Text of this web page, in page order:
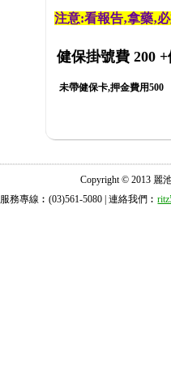
注意:看報告‚拿藥‚
健保掛號費 200 +
未帶健保卡,押金費用500
Copyright © 2013 麗
服務專線︰(03)561-5080 | 連絡我們︰